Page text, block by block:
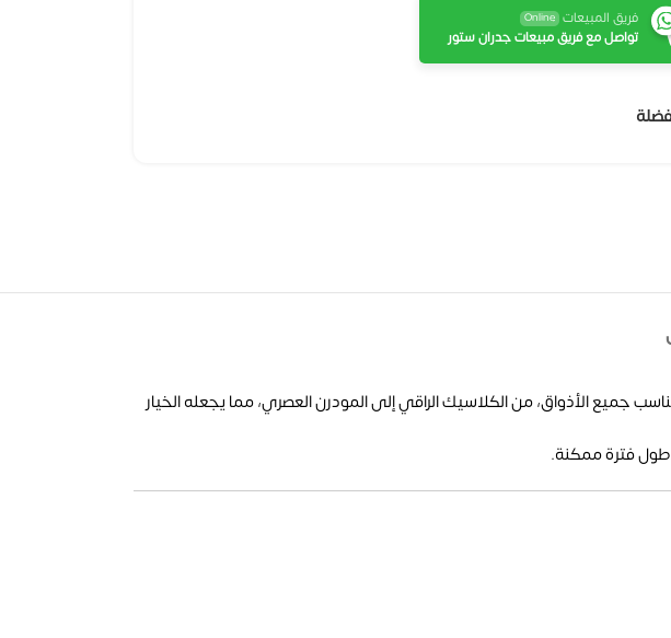
فريق المبيعات Online
تواصل مع فريق مبيعات جدران ستور
جميع الأذواق، من الكلاسيك الراقي إلى المودرن العصري، مما يجعله الخيار
فترة ممكنة.